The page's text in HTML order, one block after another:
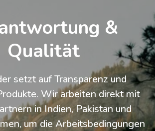
&
Qualität
setzt auf Transparenz und
Wir arbeiten direkt mit
in Indien, Pakistan und
um die Arbeitsbedingungen